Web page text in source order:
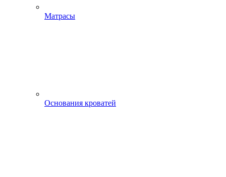
Матрасы
Основания кроватей